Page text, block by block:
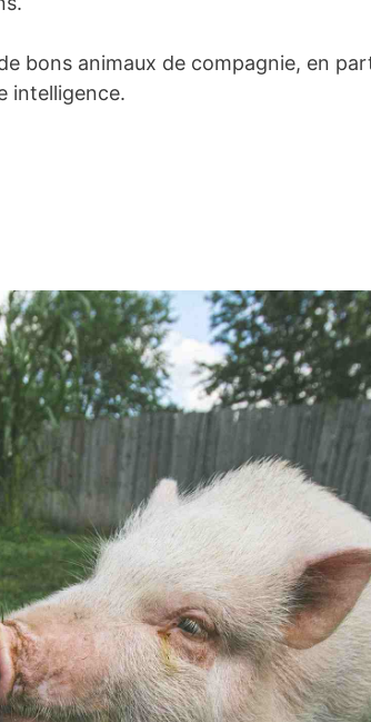
bons animaux de compagnie, en
intelligence.